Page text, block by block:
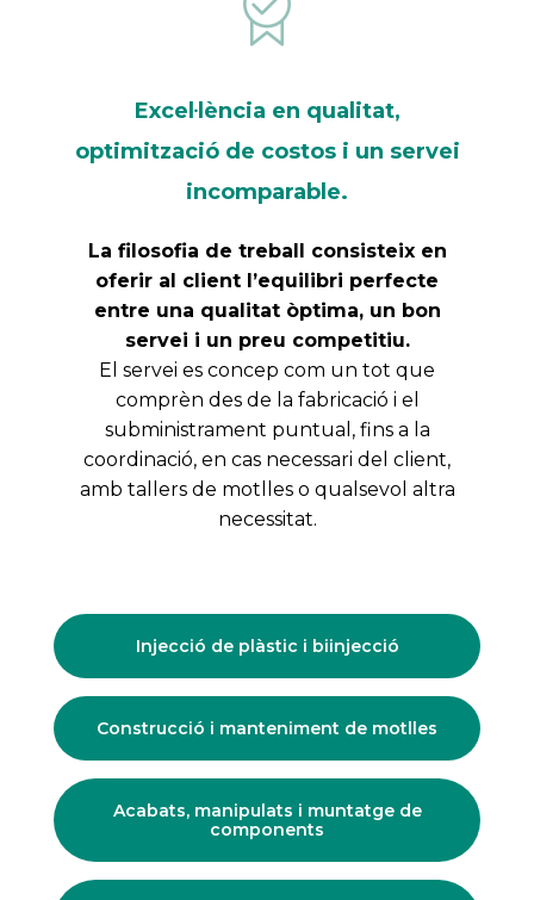
Excel·lència en qualitat,
optimització de costos i un servei
incomparable.
La filosofia de treball consisteix en
oferir al client l’equilibri perfecte
entre una qualitat òptima, un bon
servei i un preu competitiu.
El servei es concep com un tot que
comprèn des de la fabricació i el
subministrament puntual, fins a la
coordinació, en cas necessari del client,
amb tallers de motlles o qualsevol altra
necessitat.
Injecció de plàstic i biinjecció
Construcció i manteniment de motlles
Acabats, manipulats i muntatge de
components